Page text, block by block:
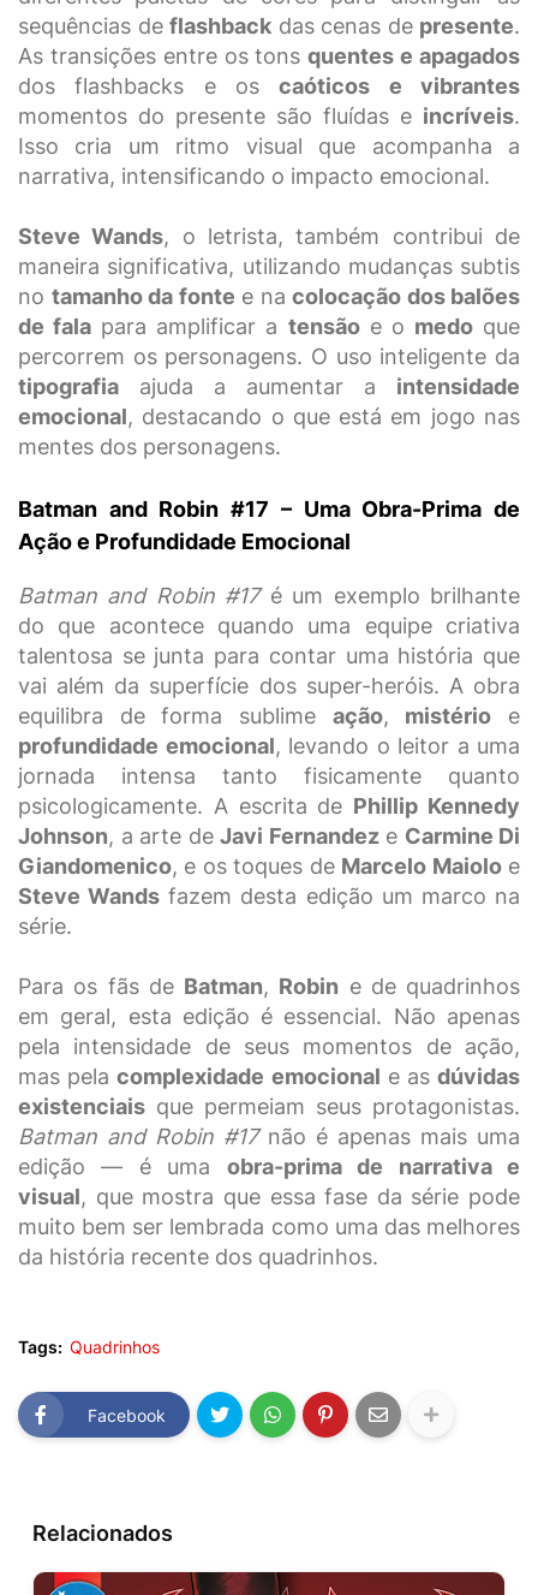
sequências de flashback das cenas de presente.
As transições entre os tonsquentes e apagados
dos flashbacks e oscaóticos e vibrantes
momentos do presente são fluídas e incríveis.
Isso cria um ritmo visual que acompanha a
narrativa, intensificando o impacto emocional.
Steve Wands, o letrista, também contribui de
maneira significativa, utilizando mudanças subtis
no tamanho da fonte e na colocação dos balões
de fala para amplificar a tensãoe o medoque
percorrem os personagens. O uso inteligente da
tipografia ajuda a aumentar a intensidade
emocional, destacando o que está em jogo nas
mentes dos personagens.
Batman and Robin #17 – Uma Obra-Prima de
Ação e Profundidade Emocional
Batman and Robin #17é um exemplo brilhante
do que acontece quando uma equipe criativa
talentosa se junta para contar uma história que
vai além da superfície dos super-heróis. A obra
equilibra de forma sublime ação, mistério e
profundidade emocional, levando o leitor a uma
jornada intensa tanto fisicamente quanto
psicologicamente. A escrita de Phillip Kennedy
Johnson, a arte de Javi Fernandeze Carmine Di
Giandomenico, e os toques de Marcelo Maioloe
Steve Wands fazem desta edição um marco na
série.
Para os fãs de Batman, Robin e de quadrinhos
em geral, esta edição é essencial. Não apenas
pela intensidade de seus momentos de ação,
mas pelacomplexidade emocional e asdúvidas
existenciais que permeiam seus protagonistas.
Batman and Robin #17não é apenas mais uma
edição — é uma obra-prima de narrativa e
visual, que mostra que essa fase da série pode
muito bem ser lembrada como uma das melhores
da história recente dos quadrinhos.
Tags: Quadrinhos
Facebook
Relacionados